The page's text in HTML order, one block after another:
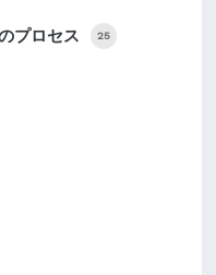
プロセス 25